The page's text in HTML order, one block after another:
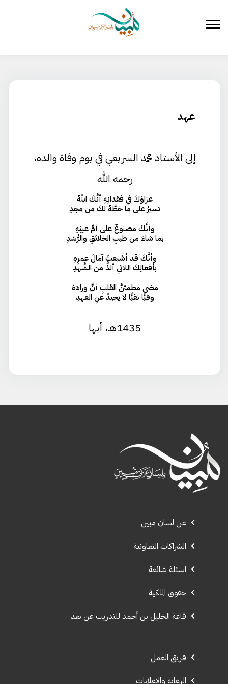
المحتوى
عهد
إلى الأستاذ محمد السريعي في يوم وفاة والده،
رحمه الله
عزاؤكَ في فقدانِهِ أنَّكَ ابنُهُ
تسيرُ على ما خطَّهُ لكَ من مجدِ
وأنَّكَ مصنوعٌ على أمِّ عينِهِ
بما شاءَ من طيبِ الخلائقِ والرُّشدِ
وأنَّكَ قد أشبعتَ آمالَ عمرِهِ
بأفعالِكَ اللائي ألذُّ من الشَّهدِ
مضى مطمئنَّ القلبِ أنَّ وراءَهُ
وفيًّا نقيًّا لا يحيدُ عنِ العهدِ
1435هـ، أبها
عن لسان مبين
الشراكات التعاونية
اسئلة شائعة
حقوق الملكية
قاعة الخليل بن أحمد للتدريب عن بعد
فريق العمل
الرعاية والإعلانات